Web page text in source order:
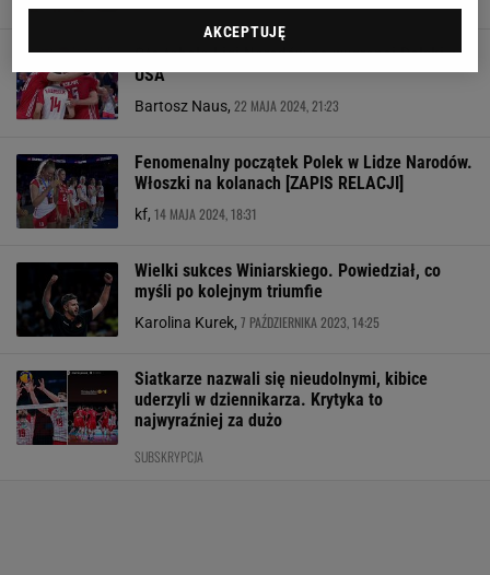
Oto tabela Ligi Narodów po wygranej Polski z
USA
Bartosz Naus, 22 MAJA 2024, 21:23
Fenomenalny początek Polek w Lidze Narodów.
Włoszki na kolanach [ZAPIS RELACJI]
kf, 14 MAJA 2024, 18:31
Wielki sukces Winiarskiego. Powiedział, co
myśli po kolejnym triumfie
Karolina Kurek, 7 PAŹDZIERNIKA 2023, 14:25
Siatkarze nazwali się nieudolnymi, kibice
uderzyli w dziennikarza. Krytyka to
najwyraźniej za dużo
SUBSKRYPCJA
AKCEPTUJĘ